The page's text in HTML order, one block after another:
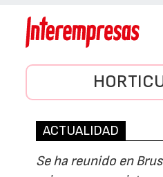
ACTUALIDAD
Se ha reunido en